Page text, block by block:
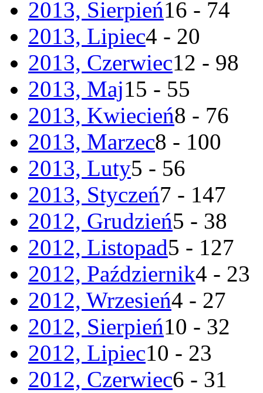
2013, Sierpień16 - 74
2013, Lipiec4 - 20
2013, Czerwiec12 - 98
2013, Maj15 - 55
2013, Kwiecień8 - 76
2013, Marzec8 - 100
2013, Luty5 - 56
2013, Styczeń7 - 147
2012, Grudzień5 - 38
2012, Listopad5 - 127
2012, Październik4 - 23
2012, Wrzesień4 - 27
2012, Sierpień10 - 32
2012, Lipiec10 - 23
2012, Czerwiec6 - 31